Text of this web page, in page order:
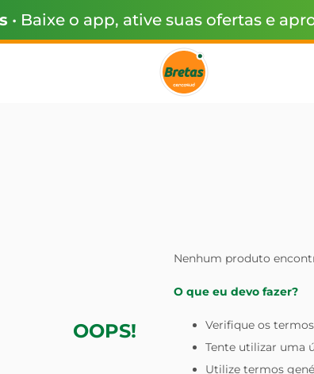
• Baixe o app, ative suas ofertas e
OOPS!
Nenhum produto
O que eu devo fazer?
Verifique os
Tente utilizar uma
Utilize termos